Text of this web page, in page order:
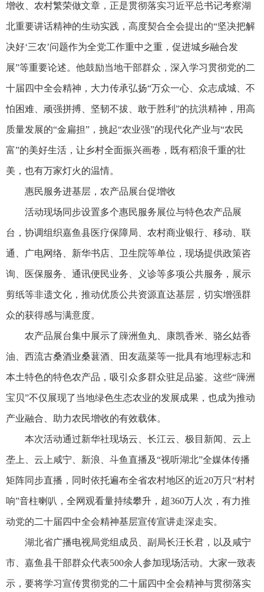
增收、农村繁荣做文章，正是贯彻落实习近平总书记考察湖
北重要讲话精神的生动实践，高度契合全会提出的“坚决把解
决好‘三农’问题作为全党工作重中之重，促进城乡融合发
展”等重要论述。他鼓励当地干部群众，深入学习贯彻党的二
十届四中全会精神，大力传承弘扬“万众一心、众志成城、不
怕困难、顽强拼搏、坚韧不拔、敢于胜利”的抗洪精神，用高
质量发展的“金扁担”，挑起“农业强”的现代化产业与“农民
富”的美好生活，让乡村全面振兴画卷，既有稻浪千重的壮
美，也有万家灯火的温情。
惠民服务进基层，农产品展台促增收
活动现场同步设置多个惠民服务展位与特色农产品展
台，协调组织嘉鱼县医疗保障局、农村商业银行、移动、联
通、广电网络、新华书店、卫生院等单位，现场提供政策咨
询、医保服务、通讯便民业务、义诊等多项公共服务，展示
剪纸等非遗文化，推动优质公共资源直达基层，切实增强群
众的获得感与满意度。
农产品展台集中展示了簰洲鱼丸、康凯香米、骆幺姑香
油、西流古桑酒业桑葚酒、田友蔬菜等一批具有地理标志和
本土特色的特色农产品，吸引众多群众驻足品鉴。这些“簰洲
宝贝”不仅展现了当地绿色生态农业的发展成果，也成为推动
产业融合、助力农民增收的有效载体。
本次活动通过新华社现场云、长江云、极目新闻、云上
垄上、云上咸宁、新浪、斗鱼直播及“视听湖北”全媒体传播
矩阵同步直播，同时依托遍布全省农村地区的近20万只“村村
响”音柱喇叭，全网观看量持续攀升，超360万人次，有力推
动党的二十届四中全会精神基层宣传宣讲走深走实。
湖北省广播电视局党组成员、副局长汪长君，以及咸宁
市、嘉鱼县干部群众代表500余人参加现场活动。大家一致表
示，要将学习宣传贯彻党的二十届四中全会精神与贯彻落实